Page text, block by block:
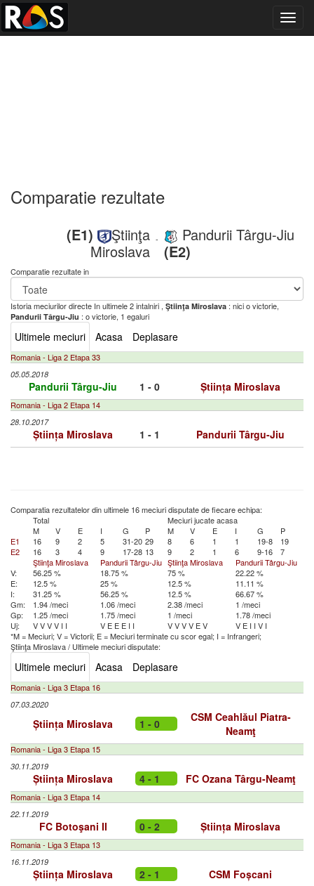
Comparatie rezultate
(E1)
Ştiinţa
Miroslava
-
Pandurii Târgu-Jiu
(E2)
Comparatie rezultate in
Istoria meciurilor directe In ultimele 2 intalniri , Ştiinţa Miroslava : nici o victorie,
Pandurii Târgu-Jiu : o victorie, 1 egaluri
Ultimele meciuri Acasa Deplasare
Romania - Liga 2 Etapa 33
05.05.2018
Pandurii Târgu-Jiu 1 - 0 Știința Miroslava
Romania - Liga 2 Etapa 14
28.10.2017
Știința Miroslava 1 - 1 Pandurii Târgu-Jiu
Comparatia rezultatelor din ultimele 16 meciuri disputate de fiecare echipa:
Total
Meciuri jucate acasa
M
V E I G P M V E I G
P
E1
16 9 2 5 31-20 29 8 6 1 1 19-8
19
E2
16 3 4 9 17-28 13 9 2 1 6 9-16
7
Ştiinţa Miroslava
Pandurii Târgu-Jiu Ştiinţa Miroslava
Pandurii Târgu-Jiu
V:
56.25 % 18.75 % 75 %
22.22 %
E:
12.5 % 25 % 12.5 %
11.11 %
I:
31.25 % 56.25 % 12.5 %
66.67 %
Gm:
1.94 /meci 1.06 /meci 2.38 /meci
1 /meci
Gp:
1.25 /meci 1.75 /meci 1 /meci
1.78 /meci
Uj:
VVVV I I V E E E I I VVVV EV V E I I V I
*M = Meciuri; V = Victorii; E = Meciuri terminate cu scor egal; I = Infrangeri;
Ştiinţa Miroslava/ Ultimele meciuri disputate:
Ultimele meciuri Acasa Deplasare
Romania - Liga 3 Etapa 16
07.03.2020
Știința Miroslava 1 - 0
CSM Ceahlăul Piatra-
Neamţ
Romania - Liga 3 Etapa 15
30.11.2019
Știința Miroslava 4 - 1 FC Ozana Târgu-Neamţ
Romania - Liga 3 Etapa 14
22.11.2019
FC Botoşani II 0 - 2 Știința Miroslava
Romania - Liga 3 Etapa 13
16.11.2019
Știința Miroslava 2 - 1 CSM Foșcani